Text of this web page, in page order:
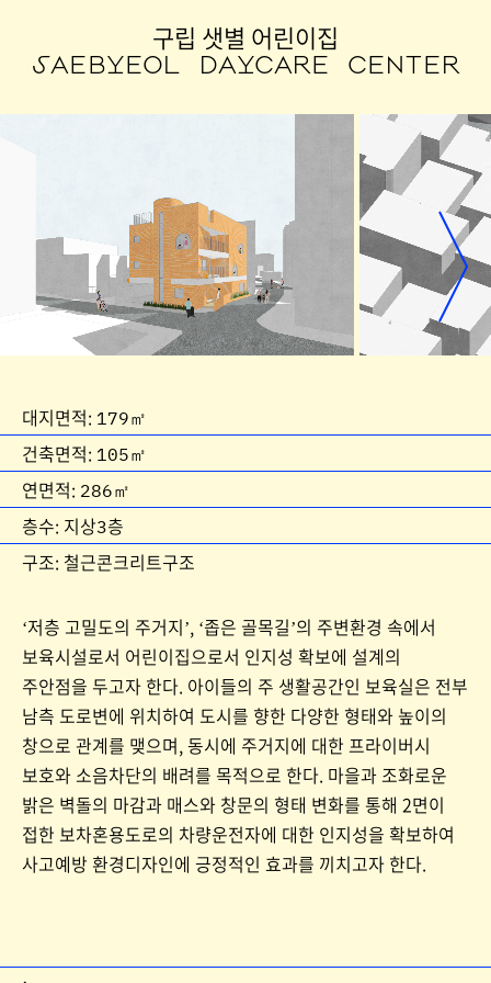
구립 샛별 어린이집
SAEBYEOL DAYCARE CENTER
대지면적: 179㎡
건축면적: 105㎡
연면적: 286㎡
층수: 지상3층
구조: 철근콘크리트구조
‘저층 고밀도의 주거지’, ‘좁은 골목길’의 주변환경 속에서
보육시설로서 어린이집으로서 인지성 확보에 설계의
주안점을 두고자 한다. 아이들의 주 생활공간인 보육실은 전부
남측 도로변에 위치하여 도시를 향한 다양한 형태와 높이의
창으로 관계를 맺으며, 동시에 주거지에 대한 프라이버시
보호와 소음차단의 배려를 목적으로 한다. 마을과 조화로운
밝은 벽돌의 마감과 매스와 창문의 형태 변화를 통해 2면이
접한 보차혼용도로의 차량운전자에 대한 인지성을 확보하여
사고예방 환경디자인에 긍정적인 효과를 끼치고자 한다.